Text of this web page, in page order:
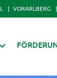
VORARLBERG